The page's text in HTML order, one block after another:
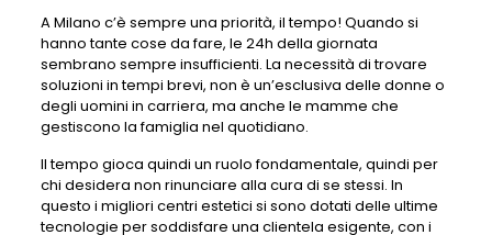
A Milano c’è sempre una priorità, il tempo! Quando si
hanno tante cose da fare, le 24h della giornata
sembrano sempre insufficienti. La necessità di trovare
soluzioni in tempi brevi, non è un’esclusiva delle donne o
degli uomini in carriera, ma anche le mamme che
gestiscono la famiglia nel quotidiano.
Il tempo gioca quindi un ruolo fondamentale, quindi per
chi desidera non rinunciare alla cura di se stessi. In
questo i migliori centri estetici si sono dotati delle ultime
tecnologie per soddisfare una clientela esigente, con i